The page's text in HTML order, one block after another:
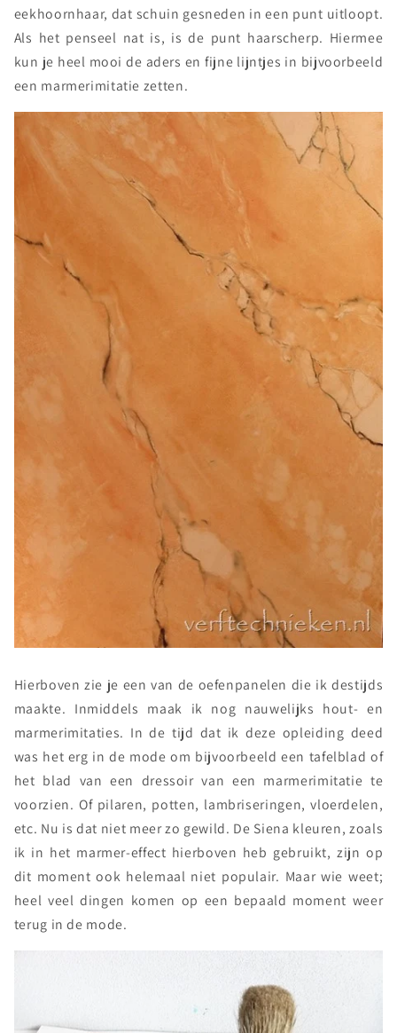
eekhoornhaar, dat schuin gesneden in een punt uitloopt.
Als het penseel nat is, is de punt haarscherp. Hiermee
kun je heel mooi de aders en fijne lijntjes in bijvoorbeeld
een marmerimitatie zetten.
Hierboven zie je een van de oefenpanelen die ik destijds
maakte. Inmiddels maak ik nog nauwelijks hout- en
marmerimitaties. In de tijd dat ik deze opleiding deed
was het erg in de mode om bijvoorbeeld een tafelblad of
het blad van een dressoir van een marmerimitatie te
voorzien. Of pilaren, potten, lambriseringen, vloerdelen,
etc. Nu is dat niet meer zo gewild. De Siena kleuren, zoals
ik in het marmer-effect hierboven heb gebruikt, zijn op
dit moment ook helemaal niet populair. Maar wie weet;
heel veel dingen komen op een bepaald moment weer
terug in de mode.